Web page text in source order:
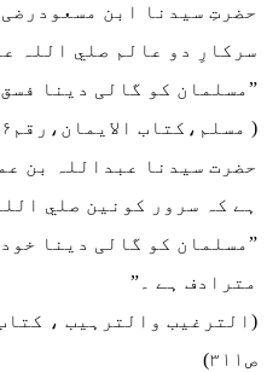
حضرتِ سیدنا ابن
سرکارِ دو عالم صلي اللہ
”مسلمان کو گالی دینا
( مسلم،کتاب الایمان،رقم۱۱۶،ص۵۲ )
حضرت سیدنا عبداللہ بن
ہے کہ سرور کونین صلي
”مسلمان کو گالی دینا
مترادف ہے ۔”
ص۳۱۱)